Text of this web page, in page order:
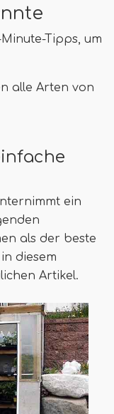
Tipps, um
alle Arten von
ein
als der beste
diesem
Artikel.